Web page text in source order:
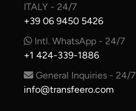
ITALY - 24/7
+39 06 9450 5426
Intl. WhatsApp - 24/7
+1 424-339-1886
General Inquiries - 24/7
info@transfeero.com